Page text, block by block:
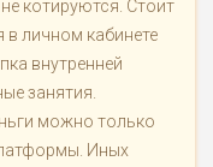
котируются. Стоит
в личном кабинете
внутренней
занятия.
можно только
Иных